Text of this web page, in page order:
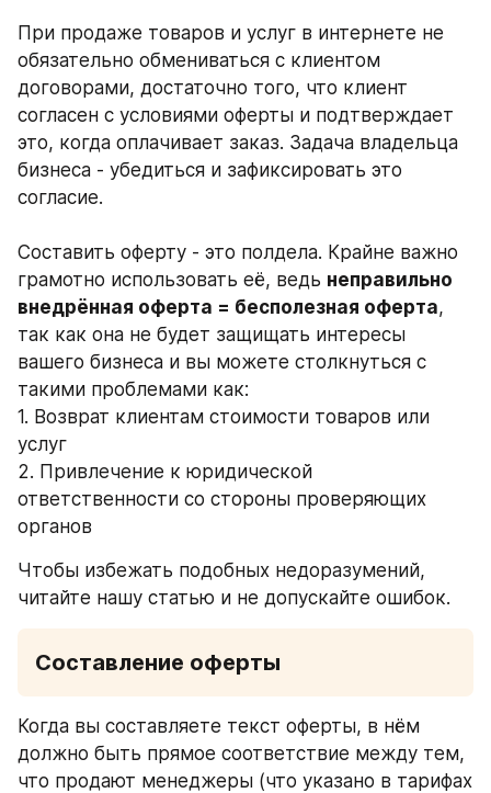
При продаже товаров и услуг в интернете не
обязательно обмениваться с клиентом
договорами, достаточно того, что клиент
согласен с условиями оферты и подтверждает
это, когда оплачивает заказ. Задача владельца
бизнеса - убедиться и зафиксировать это
согласие.
Составить оферту - это полдела. Крайне важно
грамотно использовать её, ведь неправильно
внедрённая оферта = бесполезная оферта,
так как она не будет защищать интересы
вашего бизнеса и вы можете столкнуться с
такими проблемами как:
1. Возврат клиентам стоимости товаров или
услуг
2. Привлечение к юридической
ответственности со стороны проверяющих
органов
Чтобы избежать подобных недоразумений,
читайте нашу статью и не допускайте ошибок.
Составление оферты
Когда вы составляете текст оферты, в нём
должно быть прямое соответствие между тем,
что продают менеджеры (что указано в тарифах